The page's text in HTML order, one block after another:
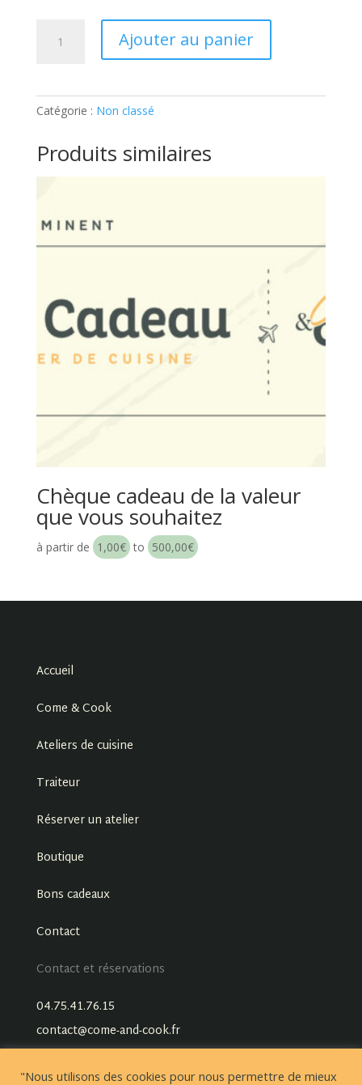
Ticket
Ajouter au panier
Catégorie : Non classé
Produits similaires
Chèque cadeau de la valeur
que vous souhaitez
à partir de 1,00€ to 500,00€
Accueil
Come & Cook
Ateliers de cuisine
Traiteur
Réserver un atelier
Boutique
Bons cadeaux
Contact
Contact et réservations
04.75.41.76.15
contact@come-and-cook.fr
"Nous utilisons des cookies pour nous permettre de mieux